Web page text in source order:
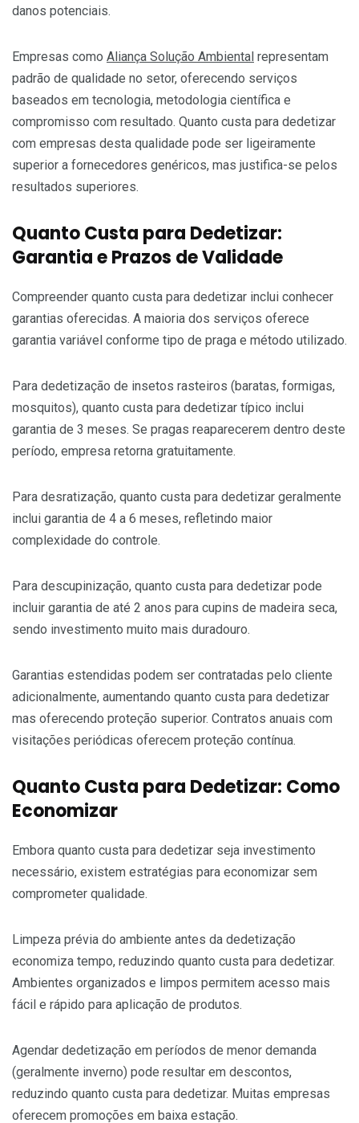
danos potenciais.
Empresas como Aliança Solução Ambiental representam
padrão de qualidade no setor, oferecendo serviços
baseados em tecnologia, metodologia científica e
compromisso com resultado. Quanto custa para dedetizar
com empresas desta qualidade pode ser ligeiramente
superior a fornecedores genéricos, mas justifica-se pelos
resultados superiores.
Quanto Custa para Dedetizar:
Garantia e Prazos de Validade
Compreender quanto custa para dedetizar inclui conhecer
garantias oferecidas. A maioria dos serviços oferece
garantia variável conforme tipo de praga e método utilizado.
Para dedetização de insetos rasteiros (baratas, formigas,
mosquitos), quanto custa para dedetizar típico inclui
garantia de 3 meses. Se pragas reaparecerem dentro deste
período, empresa retorna gratuitamente.
Para desratização, quanto custa para dedetizar geralmente
inclui garantia de 4 a 6 meses, refletindo maior
complexidade do controle.
Para descupinização, quanto custa para dedetizar pode
incluir garantia de até 2 anos para cupins de madeira seca,
sendo investimento muito mais duradouro.
Garantias estendidas podem ser contratadas pelo cliente
adicionalmente, aumentando quanto custa para dedetizar
mas oferecendo proteção superior. Contratos anuais com
visitações periódicas oferecem proteção contínua.
Quanto Custa para Dedetizar: Como
Economizar
Embora quanto custa para dedetizar seja investimento
necessário, existem estratégias para economizar sem
comprometer qualidade.
Limpeza prévia do ambiente antes da dedetização
economiza tempo, reduzindo quanto custa para dedetizar.
Ambientes organizados e limpos permitem acesso mais
fácil e rápido para aplicação de produtos.
Agendar dedetização em períodos de menor demanda
(geralmente inverno) pode resultar em descontos,
reduzindo quanto custa para dedetizar. Muitas empresas
oferecem promoções em baixa estação.